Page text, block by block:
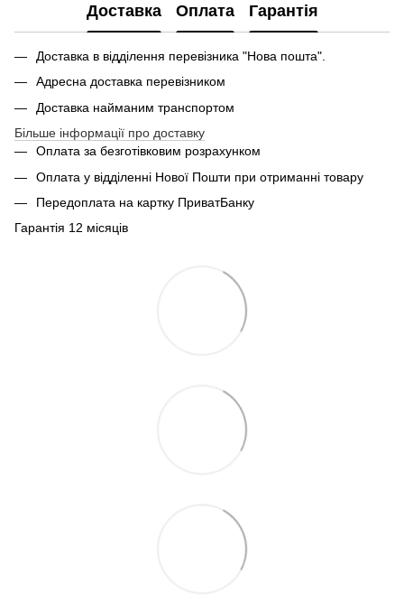
Доставка Оплата Гарантія
Доставка в відділення перевізника "Нова пошта".
Адресна доставка перевізником
Доставка найманим транспортом
Більше інформації про доставку
Оплата за безготівковим розрахунком
Оплата у відділенні Нової Пошти при отриманні товару
Передоплата на картку ПриватБанку
Гарантія 12 місяців